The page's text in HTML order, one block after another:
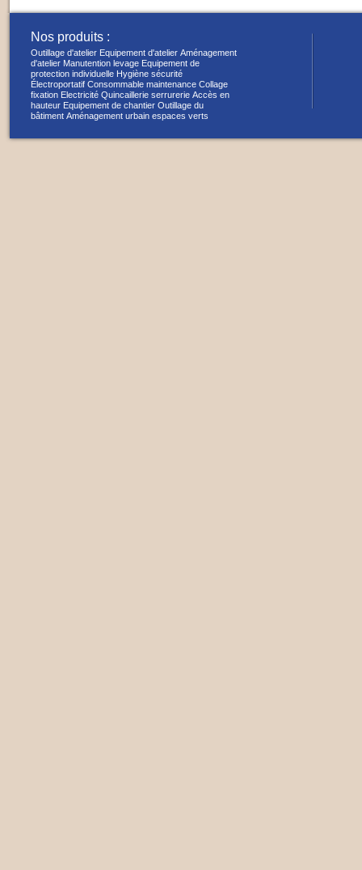
Nos produits :
Outillage d'atelier Equipement d'atelier Aménagement
d'atelier Manutention levage Equipement de
protection individuelle Hygiène sécurité
Électroportatif Consommable maintenance Collage
fixation Electricité Quincaillerie serrurerie Accès en
hauteur Equipement de chantier Outillage du
bâtiment Aménagement urbain espaces verts